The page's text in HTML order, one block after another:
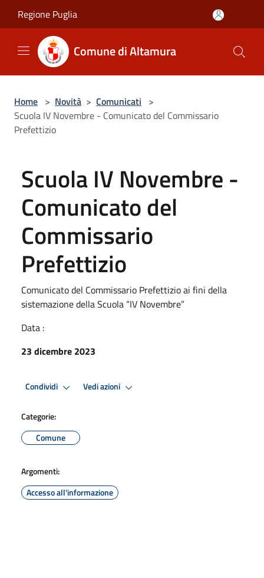
Regione Puglia
Comune di Altamura
Home > Novità > Comunicati >
Scuola IV Novembre - Comunicato del Commissario
Prefettizio
Scuola IV Novembre -
Comunicato del
Commissario
Prefettizio
Comunicato del Commissario Prefettizio ai fini della
sistemazione della Scuola “IV Novembre”
Data :
23 dicembre 2023
Condividi Vedi azioni
Categorie:
Comune
Argomenti:
Accesso all'informazione